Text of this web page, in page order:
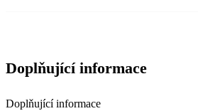
Doplňující informace
Doplňující informace